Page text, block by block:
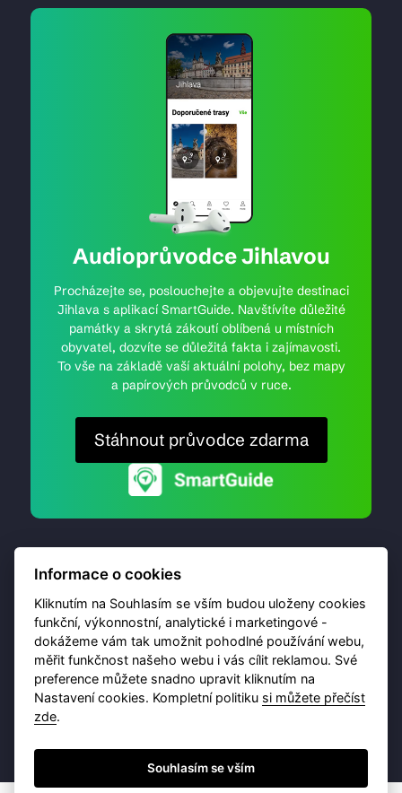
Audioprůvodce Jihlavou
Procházejte se, poslouchejte a objevujte destinaci
Jihlava s aplikací SmartGuide. Navštívíte důležité
památky a skrytá zákoutí oblíbená u místních
obyvatel, dozvíte se důležitá fakta i zajímavosti.
To vše na základě vaší aktuální polohy, bez mapy
a papírových průvodců v ruce.
Stáhnout průvodce zdarma
© 2026 Destinační portál provozujeBrána Jihlavy,
příspěvková organizace. Všechna práva vyhrazena.
Ochrana osobních údajů
Informace o cookies
Kliknutím na Souhlasím se vším budou uloženy cookies
funkční, výkonnostní, analytické i marketingové -
dokážeme vám tak umožnit pohodlné používání webu,
měřit funkčnost našeho webu i vás cílit reklamou. Své
preference můžete snadno upravit kliknutím na
Nastavení cookies. Kompletní politiku si můžete přečíst
zde.
Souhlasím se vším